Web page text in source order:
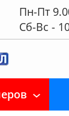
Пн-Пт
Сб-Вс -